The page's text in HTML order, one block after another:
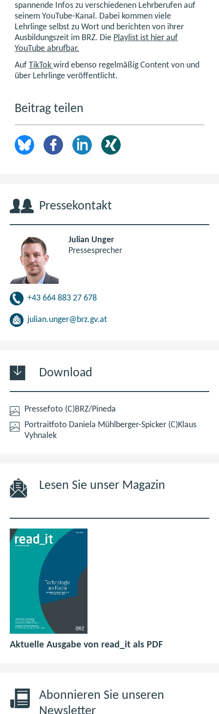
spannende Infos zu verschiedenen Lehrberufen auf
seinem YouTube-Kanal. Dabei kommen viele
Lehrlinge selbst zu Wort und berichten von ihrer
Ausbildungszeit im BRZ. Die Playlist ist hier auf
YouTube abrufbar.
Auf TikTok wird ebenso regelmäßig Content von und
über Lehrlinge veröffentlicht.
Beitrag teilen
Pressekontakt
Julian Unger
Pressesprecher
+43 664 883 27 678
julian.unger@brz.gv.at
Download
Pressefoto (C)BRZ/Pineda
2,9
MB
im
neuen
Portraitfoto Daniela Mühlberger-Spicker (C)Klaus
Vyhnalekjpg
(öffnet
Lesen Sie unser Magazin
Aktuelle Ausgabe von read_it als PDFp
,
(
n
Abonnieren Sie unseren
Newsletter